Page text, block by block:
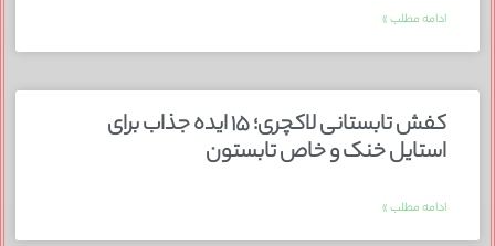
ادامه مطلب »
کفش تابستانی لاکچری؛ ۱۵ ایده‌ جذاب برای
استایل خنک و خاص تابستون
ادامه مطلب »